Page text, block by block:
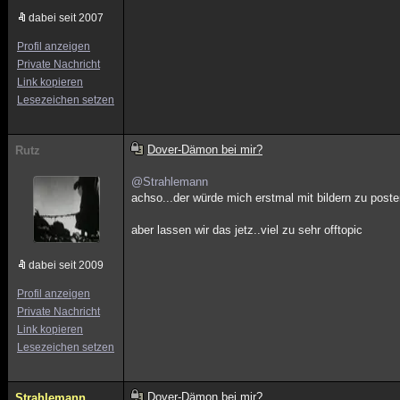
dabei seit 2007
Profil anzeigen
Private Nachricht
Link kopieren
Lesezeichen setzen
Rutz
dabei seit 2009
Profil anzeigen
Private Nachricht
Link kopieren
Lesezeichen setzen
Dover-Dämon bei mir?
@Strahlemann
achso...der würde mich erstmal mit bildern zu
aber lassen wir das jetz..viel zu sehr offtopic
Dover-Dämon bei mir?